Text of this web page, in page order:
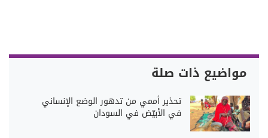
مواضيع ذات صلة
تحذير أممي من تدهور الوضع الإنساني
في الأبيّض في السودان